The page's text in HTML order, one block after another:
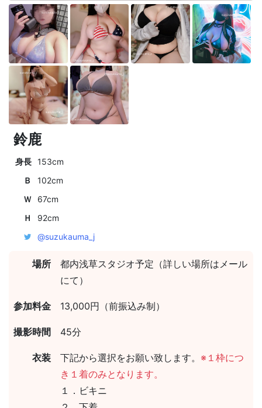
鈴鹿
身長 153cm
Ｂ
102cm
Ｗ
67cm
Ｈ
92cm
@suzukauma_j
場所
都内浅草スタジオ予定（詳しい場所はメール
にて）
参加料金 13,000円（前振込み制）
撮影時間 45分
衣装 下記から選択をお願い致します。 ※１枠につ
き１着のみとなります。
１．ビキニ